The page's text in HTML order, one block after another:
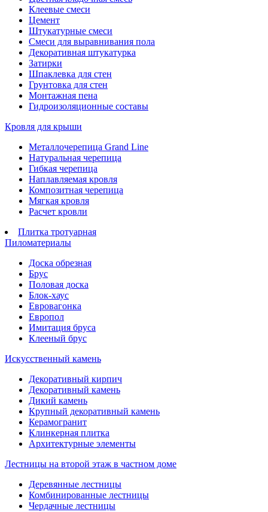
Клеевые смеси
Цемент
Штукатурные смеси
Смеси для выравнивания пола
Декоративная штукатурка
Затирки
Шпаклевка для стен
Грунтовка для стен
Монтажная пена
Гидроизоляционные составы
Кровля для крыши
Металлочерепица Grand Line
Натуральная черепица
Гибкая черепица
Наплавляемая кровля
Композитная черепица
Мягкая кровля
Расчет кровли
Плитка тротуарная
Пиломатериалы
Доска обрезная
Брус
Половая доска
Блок-хаус
Евровагонка
Европол
Имитация бруса
Клееный брус
Искусственный камень
Декоративный кирпич
Декоративный камень
Дикий камень
Крупный декоративный камень
Керамогранит
Клинкерная плитка
Архитектурные элементы
Лестницы на второй этаж в частном доме
Деревянные лестницы
Комбинированные лестницы
Чердачные лестницы